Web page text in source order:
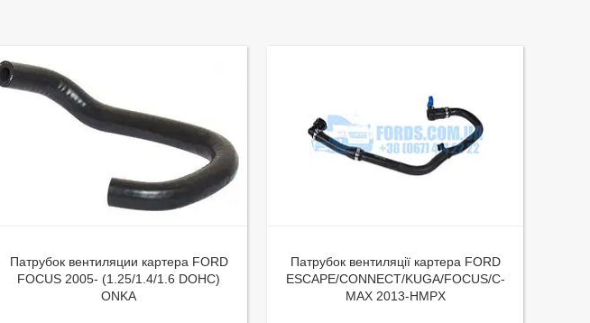
Патрубок вентиляции картера FORD
FOCUS 2005- (1.25/1.4/1.6 DOHC)
ONKA
Патрубок вентиляції картера FORD
ESCAPE/CONNECT/KUGA/FOCUS/C-
MAX 2013-HMPX